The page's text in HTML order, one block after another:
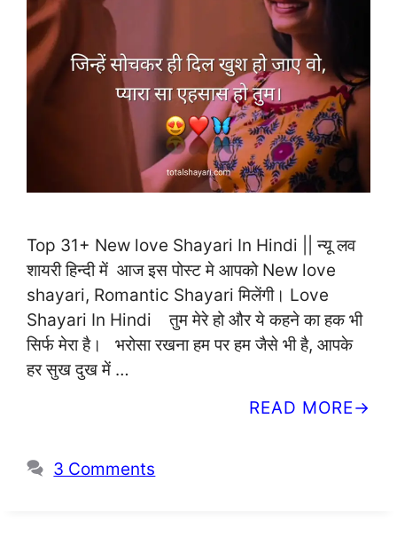
Top 31+ New love Shayari In Hindi || न्यू लव
शायरी हिन्दी में आज इस पोस्ट मे आपको New love
shayari, Romantic Shayari मिलेंगी। Love
Shayari In Hindi तुम मेरे हो और ये कहने का हक भी
सिर्फ मेरा है। भरोसा रखना हम पर हम जैसे भी है, आपके
हर सुख दुख में …
READ MORE
3 Comments